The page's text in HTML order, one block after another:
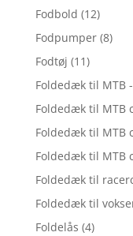
Fodbold (12)
Fodpumper (8)
Fodtøj (11)
Foldedæk til MTB
Foldedæk til MTB
Foldedæk til MTB
Foldedæk til MTB
Foldedæk til
Foldedæk til
Foldelås (4)